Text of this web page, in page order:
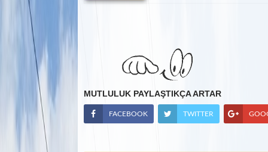
MUTLULUK PAYLAŞTIKÇA ARTAR
FACEBOOK TWITTER